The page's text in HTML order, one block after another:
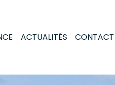
ACTUALITÉS CONTACT